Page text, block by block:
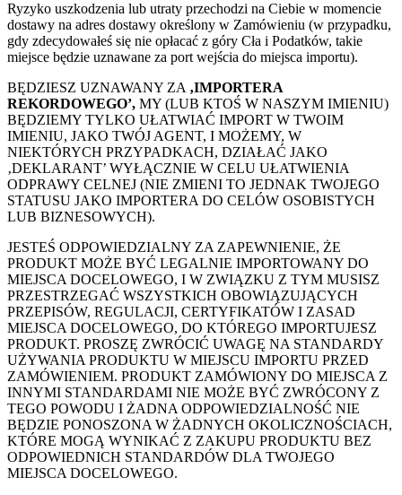
Ryzyko uszkodzenia lub utraty przechodzi na Ciebie w momencie
dostawy na adres dostawy określony w Zamówieniu (w przypadku,
gdy zdecydowałeś się nie opłacać z góry Cła i Podatków, takie
miejsce będzie uznawane za port wejścia do miejsca importu).
BĘDZIESZ UZNAWANY ZA ‚IMPORTERA
REKORDOWEGO’, MY (LUB KTOŚ W NASZYM IMIENIU)
BĘDZIEMY TYLKO UŁATWIAĆ IMPORT W TWOIM
IMIENIU, JAKO TWÓJ AGENT, I MOŻEMY, W
NIEKTÓRYCH PRZYPADKACH, DZIAŁAĆ JAKO
‚DEKLARANT’ WYŁĄCZNIE W CELU UŁATWIENIA
ODPRAWY CELNEJ (NIE ZMIENI TO JEDNAK TWOJEGO
STATUSU JAKO IMPORTERA DO CELÓW OSOBISTYCH
LUB BIZNESOWYCH).
JESTEŚ ODPOWIEDZIALNY ZA ZAPEWNIENIE, ŻE
PRODUKT MOŻE BYĆ LEGALNIE IMPORTOWANY DO
MIEJSCA DOCELOWEGO, I W ZWIĄZKU Z TYM MUSISZ
PRZESTRZEGAĆ WSZYSTKICH OBOWIĄZUJĄCYCH
PRZEPISÓW, REGULACJI, CERTYFIKATÓW I ZASAD
MIEJSCA DOCELOWEGO, DO KTÓREGO IMPORTUJESZ
PRODUKT. PROSZĘ ZWRÓCIĆ UWAGĘ NA STANDARDY
UŻYWANIA PRODUKTU W MIEJSCU IMPORTU PRZED
ZAMÓWIENIEM. PRODUKT ZAMÓWIONY DO MIEJSCA Z
INNYMI STANDARDAMI NIE MOŻE BYĆ ZWRÓCONY Z
TEGO POWODU I ŻADNA ODPOWIEDZIALNOŚĆ NIE
BĘDZIE PONOSZONA W ŻADNYCH OKOLICZNOŚCIACH,
KTÓRE MOGĄ WYNIKAĆ Z ZAKUPU PRODUKTU BEZ
ODPOWIEDNICH STANDARDÓW DLA TWOJEGO
MIEJSCA DOCELOWEGO.